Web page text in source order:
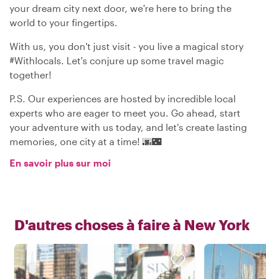
your dream city next door, we're here to bring the
world to your fingertips.
With us, you don't just visit - you live a magical story
#Withlocals. Let's conjure up some travel magic
together!
P.S. Our experiences are hosted by incredible local
experts who are eager to meet you. Go ahead, start
your adventure with us today, and let's create lasting
memories, one city at a time! 🌆🌃
En savoir plus sur moi
D'autres choses à faire à New York